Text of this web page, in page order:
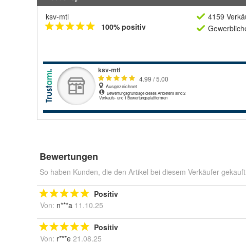
ksv-mtl
100% positiv
4159
Gewerblich
Bewertungen
So haben Kunden, die den Artikel bei diesem Verkäufer
Positiv
Von: n***a 11.10.25
Positiv
Von: r***e 21.08.25